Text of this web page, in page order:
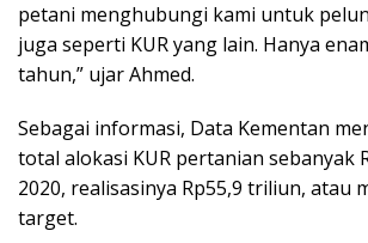
petani menghubungi kami untuk
juga seperti KUR yang lain. Hanya
tahun,” ujar Ahmed.
Sebagai informasi, Data Kementan
total alokasi KUR pertanian sebanyak
2020, realisasinya Rp55,9 triliun, atau
target.